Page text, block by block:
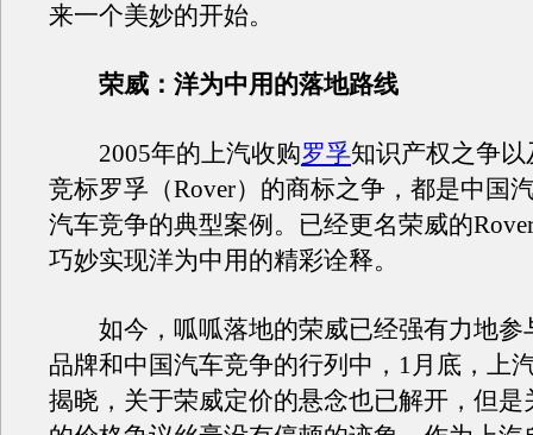
来一个美妙的开始。
荣威：洋为中用的落地路线
2005年的上汽收购罗孚知识产权之争
竞标罗孚（Rover）的商标之争，都是中国
汽车竞争的典型案例。已经更名荣威的
巧妙实现洋为中用的精彩诠释。
如今，呱呱落地的荣威已经强有力地参
品牌和中国汽车竞争的行列中，1月底，上
揭晓，关于荣威定价的悬念也已解开，但是